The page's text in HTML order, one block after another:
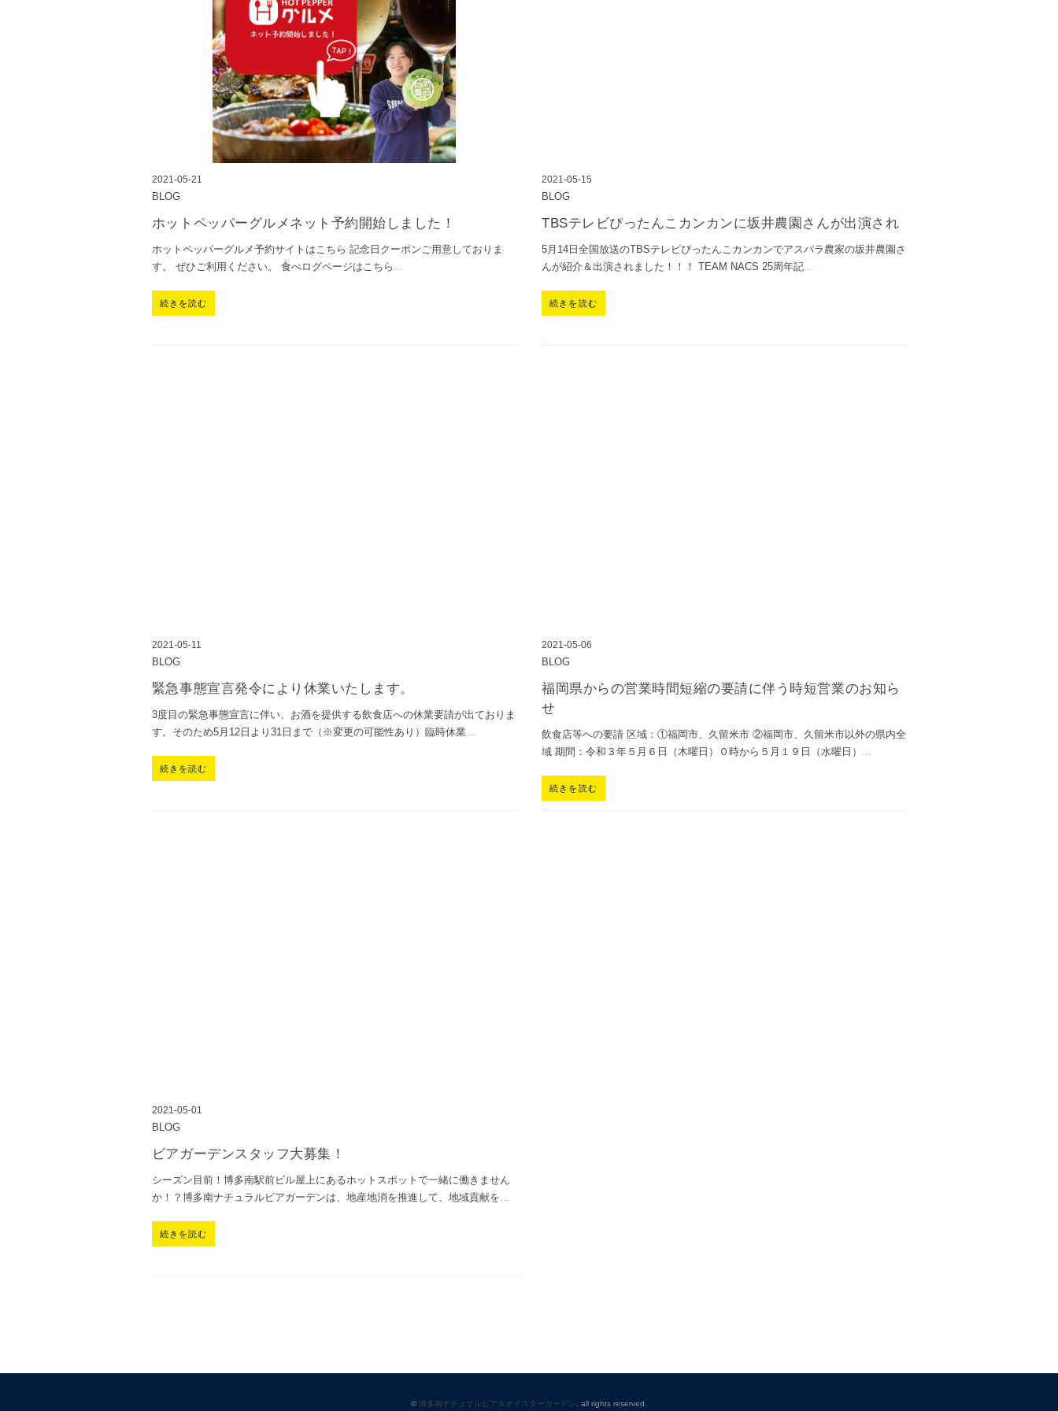
2021-05-21
BLOG
ホットペッパーグルメネット予約開始しました！
ホットペッパーグルメ予約サイトはこちら 記念日クーポンご用意しておりま
す。 ぜひご利用ください。 食べログページはこちら ...
続きを読む
2021-05-15
BLOG
TBSテレビぴったんこカンカンに坂井農園さんが出演され
5月14日全国放送のTBSテレビぴったんこカンカンでアスパラ農家の坂井農園さ
んが紹介＆出演されました！！！ TEAM NACS 25周年記...
続きを読む
2021-05-11
BLOG
緊急事態宣言発令により休業いたします。
3度目の緊急事態宣言に伴い、お酒を提供する飲食店への休業要請が出ておりま
す。そのため5月12日より31日まで（※変更の可能性あり）臨時休業...
続きを読む
2021-05-06
BLOG
福岡県からの営業時間短縮の要請に伴う時短営業のお知ら
せ
飲食店等への要請 区域：①福岡市、久留米市 ②福岡市、久留米市以外の県内全
域 期間：令和３年５月６日（木曜日）０時から５月１９日（水曜日） ...
続きを読む
2021-05-01
BLOG
ビアガーデンスタッフ大募集！
シーズン目前！博多南駅前ビル屋上にあるホットスポットで一緒に働きません
か！？博多南ナチュラルビアガーデンは、地産地消を推進して、地域貢献を...
続きを読む
©博多南ナチュラルビア＆オイスターガーデン . all rights reserved.